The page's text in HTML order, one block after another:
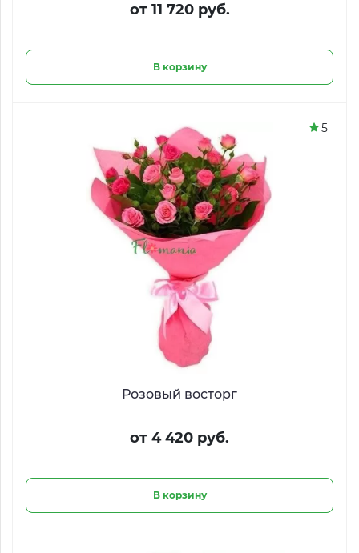
от 11 720 руб.
В корзину
Розовый восторг
от 4 420 руб.
В корзину
5